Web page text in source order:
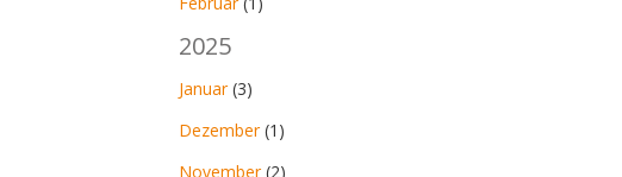
2025
Januar(3)
Dezember(1)
November(2)